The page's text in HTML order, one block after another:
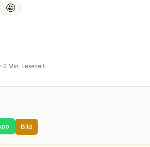
🤩
~2 Min. Lesezeit
Bild